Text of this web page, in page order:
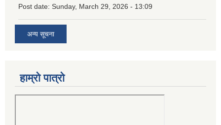
Post date: Sunday, March 29, 2026 - 13:09
अन्य सूचना
हाम्रो पात्रो